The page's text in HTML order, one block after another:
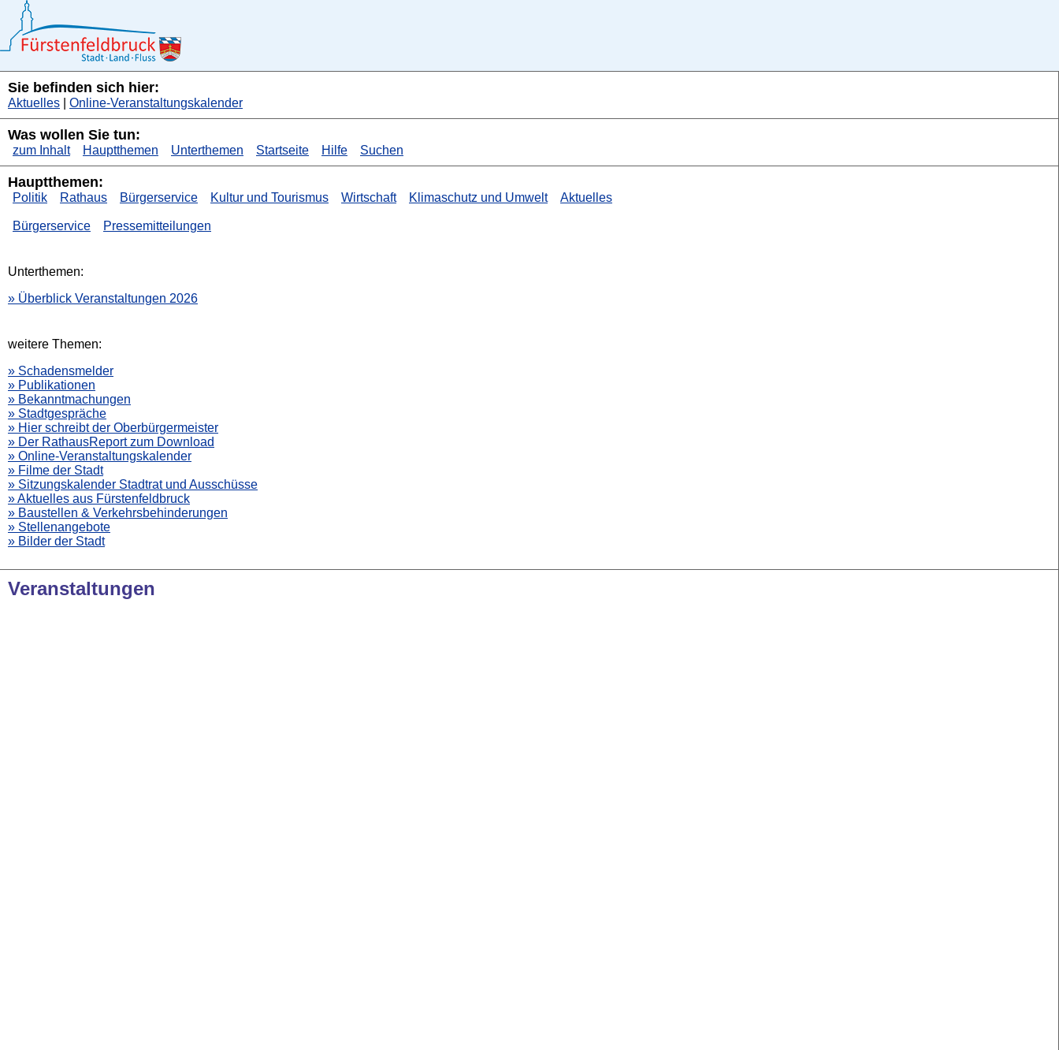
Sie befinden sich hier:
Aktuelles Online-Veranstaltungskalender
Was wollen Sie tun:
zum Inhalt Hauptthemen Unterthemen Startseite Hilfe Suchen
Hauptthemen:
Politik Rathaus Bürgerservice Kultur und Tourismus Wirtschaft Klimaschutz und Umwelt Aktuelles
Bürgerservice Pressemitteilungen
Unterthemen:
» Überblick Veranstaltungen 2026
weitere Themen:
» Schadensmelder
» Publikationen
» Bekanntmachungen
» Stadtgespräche
» Hier schreibt der Oberbürgermeister
» Der RathausReport zum Download
» Online-Veranstaltungskalender
» Filme der Stadt
» Sitzungskalender Stadtrat und Ausschüsse
» Aktuelles aus Fürstenfeldbruck
» Baustellen & Verkehrsbehinderungen
» Stellenangebote
» Bilder der Stadt
Veranstaltungen